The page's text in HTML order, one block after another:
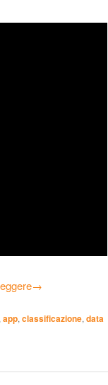
→
app, classificazione, data